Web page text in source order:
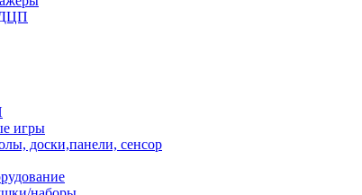
ДЦП
игры
доски,панели, сенсор